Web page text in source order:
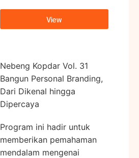
View
Nebeng Kopdar Vol. 31
Bangun Personal Branding,
Dari Dikenal hingga
Dipercaya
Program ini hadir untuk
memberikan pemahaman
mendalam mengenai